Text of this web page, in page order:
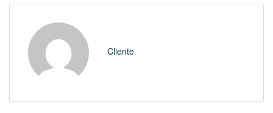
Cliente